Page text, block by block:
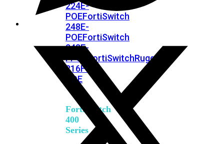
224E-
POEFortiSwitch
248E-
POEFortiSwitch
248E-
FPOE
FortiSwitchRugged
216F-
POE
FortiSwitch
400
Series